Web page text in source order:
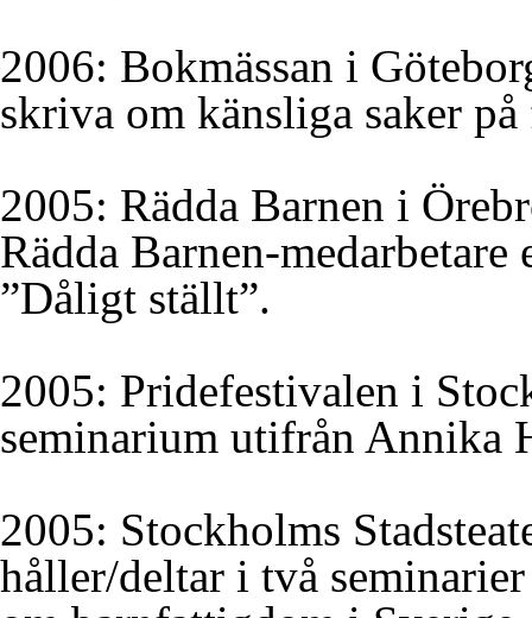
2006: Bokmässan i
skriva om känsliga saker
2005: Rädda Barnen i
Rädda Barnen-
”Dåligt ställt”.
2005: Pridefestivalen i
seminarium utifrån Annika
2005: Stockholms
håller/deltar i två